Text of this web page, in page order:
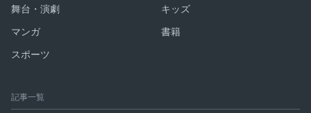
舞台・演劇
キッズ
マンガ
書籍
スポーツ
記事一覧